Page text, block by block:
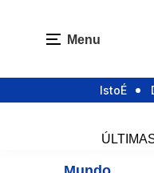
Menu
IstoÉ